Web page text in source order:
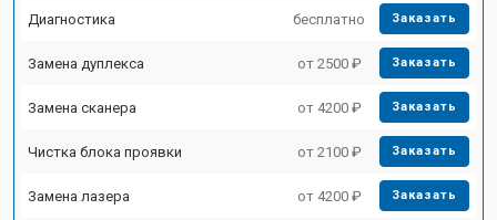
Диагностика бесплатно Заказать
Замена дуплекса от 2500 ₽ Заказать
Замена сканера от 4200 ₽ Заказать
Чистка блока проявки от 2100 ₽ Заказать
Замена лазера от 4200 ₽ Заказать